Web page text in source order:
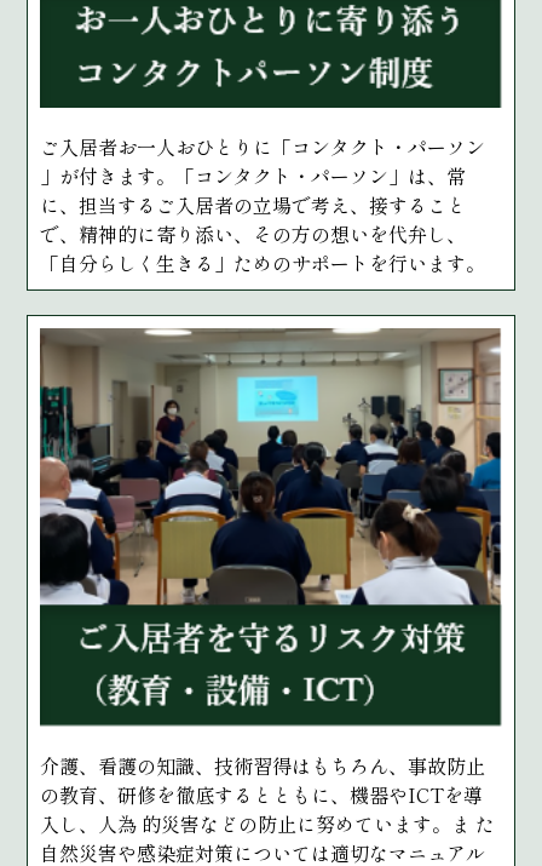
ご入居者お一人おひとりに「コンタクト・パーソン
」が付きます。「コンタクト・パーソン」は、常
に、担当するご入居者の立場で考え、接すること
で、精神的に寄り添い、その方の想いを代弁し、
「自分らしく生きる」ためのサポートを行います。
介護、看護の知識、技術習得はもちろん、事故防止
の教育、研修を徹底するとともに、機器やICTを導
入し、人為 的災害などの防止に努めています。ま た
自然災害や感染症対策については適切なマニュアル